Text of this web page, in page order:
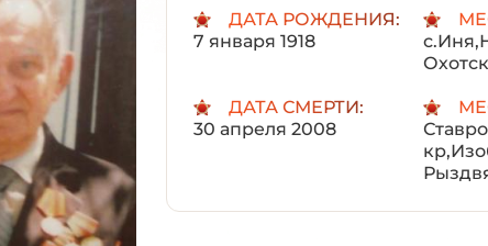
ДАТА РОЖДЕНИЯ:
7 января 1918
ДАТА СМЕРТИ:
30 апреля 2008